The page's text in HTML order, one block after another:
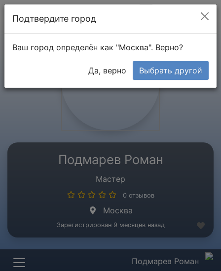
Подмарев Роман
Мастер
0 отзывов
Москва
Зарегистрирован 9 месяцев назад
Подмарев Роман
Подтвердите город
Ваш город определён как "Москва". Верно?
Да, верно Выбрать другой